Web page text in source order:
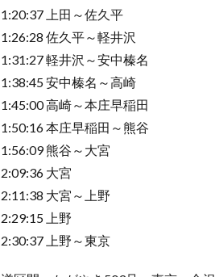
1:20:37 上田～佐久平
1:26:28 佐久平～軽井沢
1:31:27 軽井沢～安中榛名
1:38:45 安中榛名～高崎
1:45:00 高崎～本庄早稲田
1:50:16 本庄早稲田～熊谷
1:56:09 熊谷～大宮
2:09:36 大宮
2:11:38 大宮～上野
2:29:15 上野
2:30:37 上野～東京